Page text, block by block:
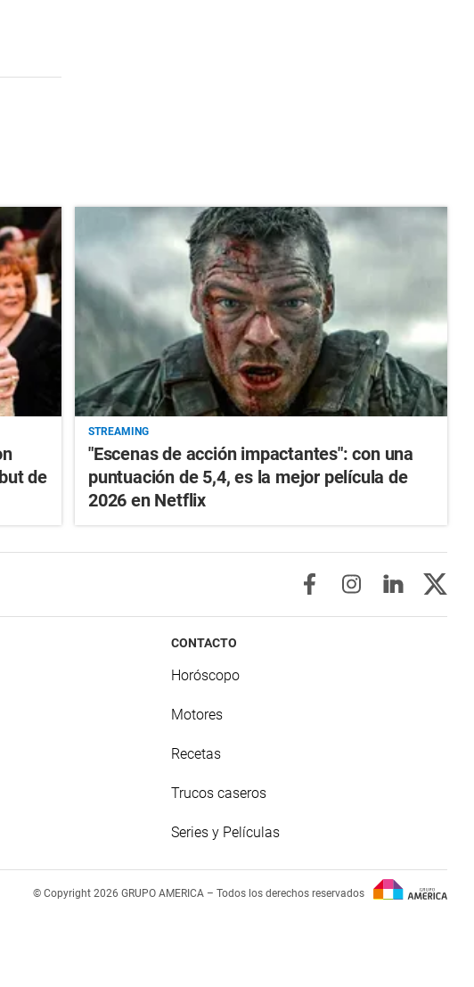
de
STREAMING
"Escenas de acción impactantes": con una
puntuación de 5,4, es la mejor película de
2026 en Netflix
CONTACTO
Horóscopo
Motores
Recetas
Trucos caseros
Series y Películas
© Copyright 2026 GRUPO AMERICA – Todos los derechos reservados